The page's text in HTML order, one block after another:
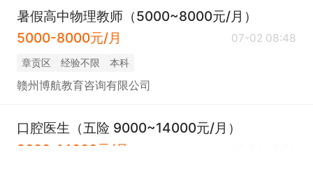
暑假高中物理教师（5000~8000元/月）
5000-8000元/月
07-02 08:48
章贡区 经验不限 本科
赣州博航教育咨询有限公司
口腔医生（五险 9000~14000元/月）
9000-14000元/月